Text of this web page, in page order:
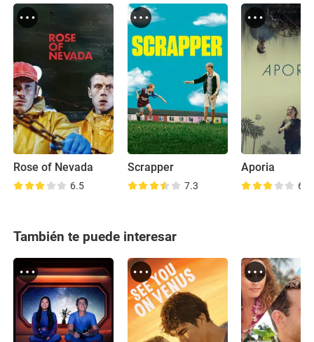
Rose of Nevada
6.5
Scrapper
7.3
Aporia
6.4
También te puede interesar